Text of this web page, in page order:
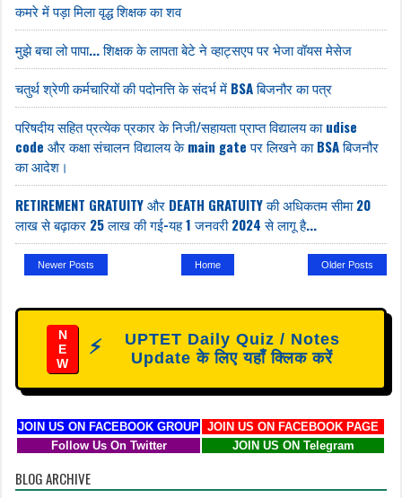
कमरे में पड़ा मिला वृद्ध शिक्षक का शव
मुझे बचा लो पापा... शिक्षक के लापता बेटे ने व्हाट्सएप पर भेजा वॉयस मेसेज
चतुर्थ श्रेणी कर्मचारियों की पदोनत्ति के संदर्भ में BSA बिजनौर का पत्र
परिषदीय सहित प्रत्येक प्रकार के निजी/सहायता प्राप्त विद्यालय का udise
code और कक्षा संचालन विद्यालय के main gate पर लिखने का BSA बिजनौर
का आदेश।
RETIREMENT GRATUITY और DEATH GRATUITY की अधिकतम सीमा 20
लाख से बढ़ाकर 25 लाख की गई-यह 1 जनवरी 2024 से लागू है...
Newer Posts Older Posts
Home
N
E
W
⚡
UPTET Daily Quiz / Notes
Update के लिए यहाँ क्लिक करें
JOIN US ON FACEBOOK GROUP
JOIN US ON FACEBOOK PAGE
Follow Us On Twitter
JOIN US ON Telegram
BLOG ARCHIVE